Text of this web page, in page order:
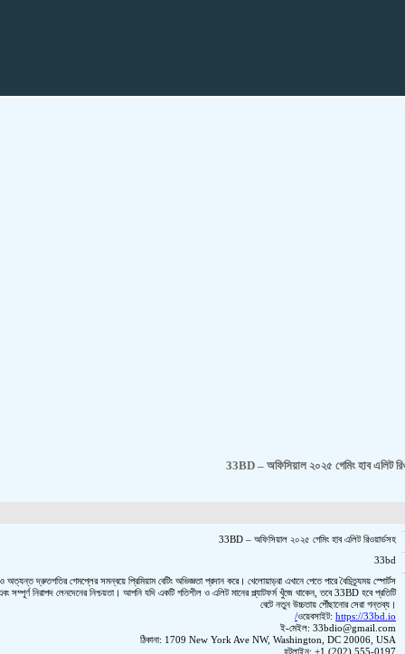
33BDআধুনিক ডিজাইন ও অত্যন্ত দ্রুতগতির গেমপ্লের সমন্বয়ে প্রিমিয়াম বেটিং
বুক, উচ্চ-পেআউট স্লট এবং সম্পূর্ণ নিরাপদ লেনদেনের নিশ্চয়তা। আপনি যদি একটি
ঠিকানা: